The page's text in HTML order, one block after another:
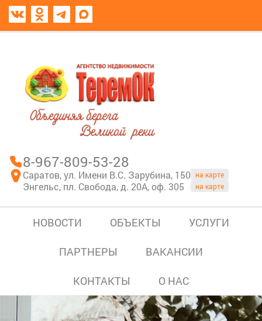
8-967-809-53-28
Саратов, ул. Имени В.С. Зарубина, 150 на карте
Энгельс, пл. Свобода, д. 20А, оф. 305 на карте
НОВОСТИ ОБЪЕКТЫ УСЛУГИ
ПАРТНЕРЫ ВАКАНСИИ
КОНТАКТЫ О НАС